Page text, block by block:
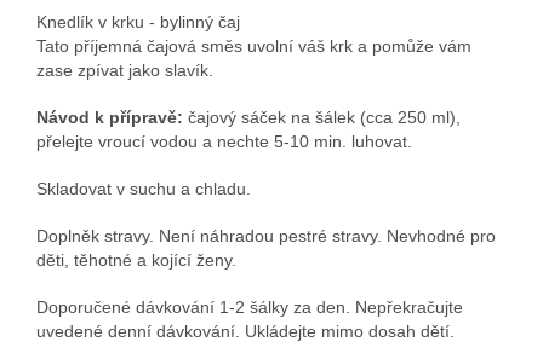
Knedlík v krku - bylinný čaj
Tato příjemná čajová směs uvolní váš krk a pomůže vám
zase zpívat jako slavík.
Návod k přípravě: čajový sáček na šálek (cca 250 ml),
přelejte vroucí vodou a nechte 5-10 min. luhovat.
Skladovat v suchu a chladu.
Doplněk stravy. Není náhradou pestré stravy. Nevhodné pro
děti, těhotné a kojící ženy.
Doporučené dávkování 1-2 šálky za den. Nepřekračujte
uvedené denní dávkování. Ukládejte mimo dosah dětí.